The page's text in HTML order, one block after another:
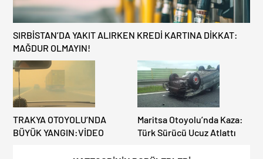
SIRBİSTAN’DA YAKIT ALIRKEN KREDİ KARTINA DİKKAT:
MAĞDUR OLMAYIN!
TRAKYA OTOYOLU’NDA
BÜYÜK YANGIN:VİDEO
Maritsa Otoyolu’nda Kaza:
Türk Sürücü Ucuz Atlattı